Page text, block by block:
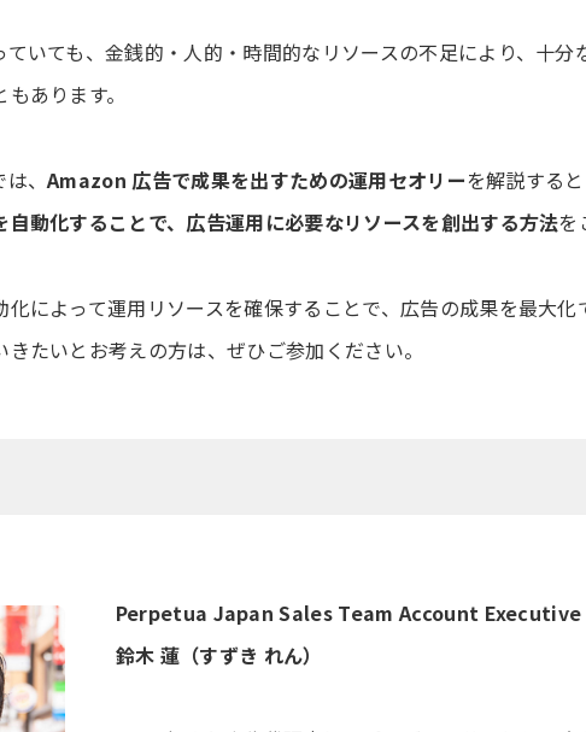
いても、金銭的・人的・時間的なリソースの不足により、十分
あります。
は、Amazon 広告で成果を出すための運用セオリーを解説すると
自動化することで、広告運用に必要なリソースを創出する方法を
によって運用リソースを確保することで、広告の成果を最大化
たいとお考えの方は、ぜひご参加ください。
Perpetua Japan Sales Team Account Executive
鈴木 蓮（すずき れん）